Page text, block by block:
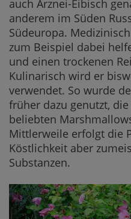
auch Arznei-Eibisch
anderem im Süden
Südeuropa.
zum Beispiel dabei
und einen trockenen
Kulinarisch wird er
verwendet. So wurde
früher dazu genutzt,
beliebten
Mittlerweile erfolgt die
Köstlichkeit aber
Substanzen.